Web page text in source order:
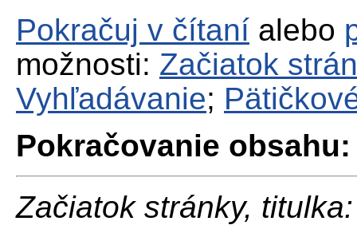
Pokračuj v čítaní alebo
možnosti: Začiatok
Vyhľadávanie;
Pokračovanie obsahu:
Začiatok stránky, titulka: